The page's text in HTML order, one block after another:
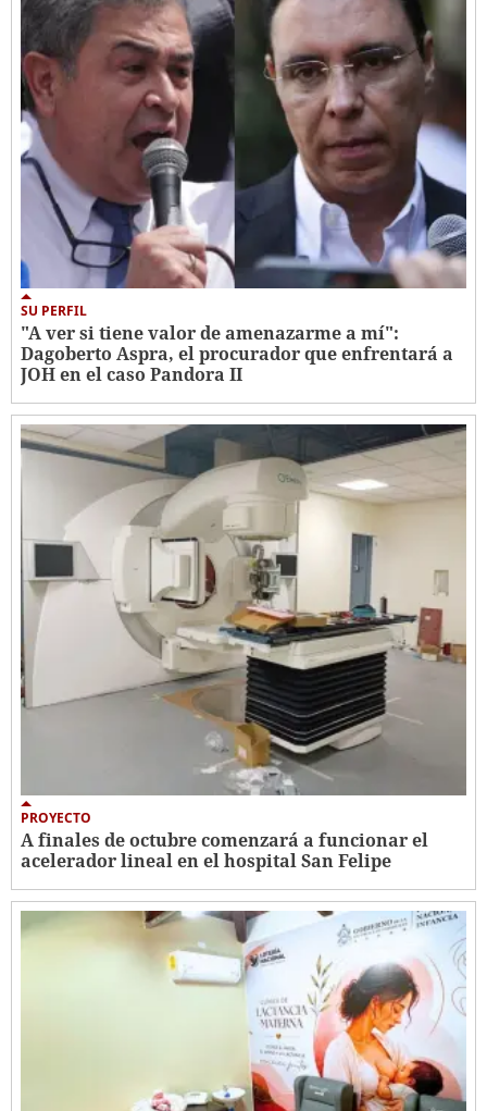
SU PERFIL
"A ver si tiene valor de amenazarme a mí":
Dagoberto Aspra, el procurador que enfrentará a
JOH en el caso Pandora II
PROYECTO
A finales de octubre comenzará a funcionar el
acelerador lineal en el hospital San Felipe